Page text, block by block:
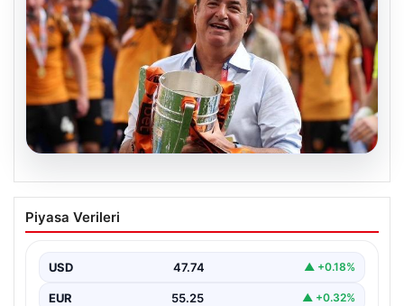
Acun Ilıcalı’dan bir transfer daha! Jens
Hjertø-Dahl Hull City’de
Piyasa Verileri
USD 47.74 ▲ +0.18%
EUR 55.25 ▲ +0.32%